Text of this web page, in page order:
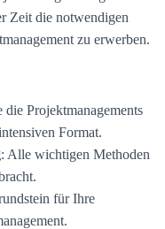
Zeit die notwendigen
zu erwerben.
die Projektmanagements
Format.
: Alle wichtigen Methoden
für Ihre